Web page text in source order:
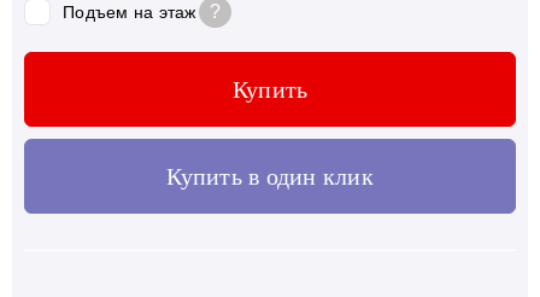
Подъем на этаж ?
Купить
Купить в один клик